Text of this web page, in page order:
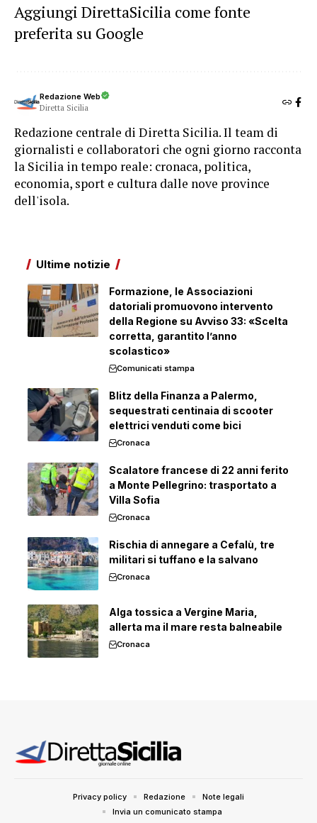
Aggiungi DirettaSicilia come fonte
preferita su Google
Redazione Web
Diretta Sicilia
Redazione centrale di Diretta Sicilia. Il team di
giornalisti e collaboratori che ogni giorno racconta
la Sicilia in tempo reale: cronaca, politica,
economia, sport e cultura dalle nove province
dell'isola.
Ultime notizie
Formazione, le Associazioni
datoriali promuovono intervento
della Regione su Avviso 33: «Scelta
corretta, garantito l’anno
scolastico»
Comunicati stampa
Blitz della Finanza a Palermo,
sequestrati centinaia di scooter
elettrici venduti come bici
Cronaca
Scalatore francese di 22 anni ferito
a Monte Pellegrino: trasportato a
Villa Sofia
Cronaca
Rischia di annegare a Cefalù, tre
militari si tuffano e la salvano
Cronaca
Alga tossica a Vergine Maria,
allerta ma il mare resta balneabile
Cronaca
Privacy policy Redazione
Note legali
Invia un comunicato stampa